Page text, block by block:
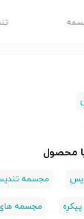
محصول
مجسمه
مجسمه